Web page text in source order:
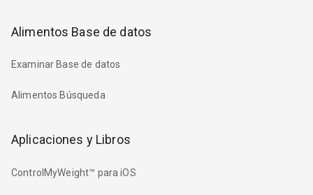
Alimentos Base de datos
Examinar Base de datos
Alimentos Búsqueda
Aplicaciones y Libros
ControlMyWeight™ para iOS